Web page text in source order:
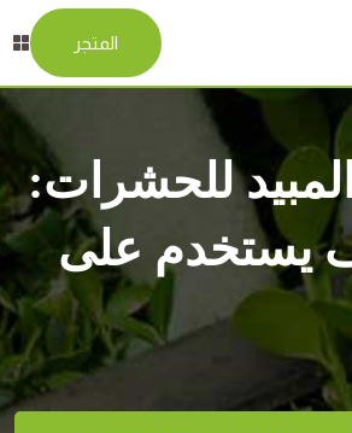
المتجر
للحشرات:
يستخدم على